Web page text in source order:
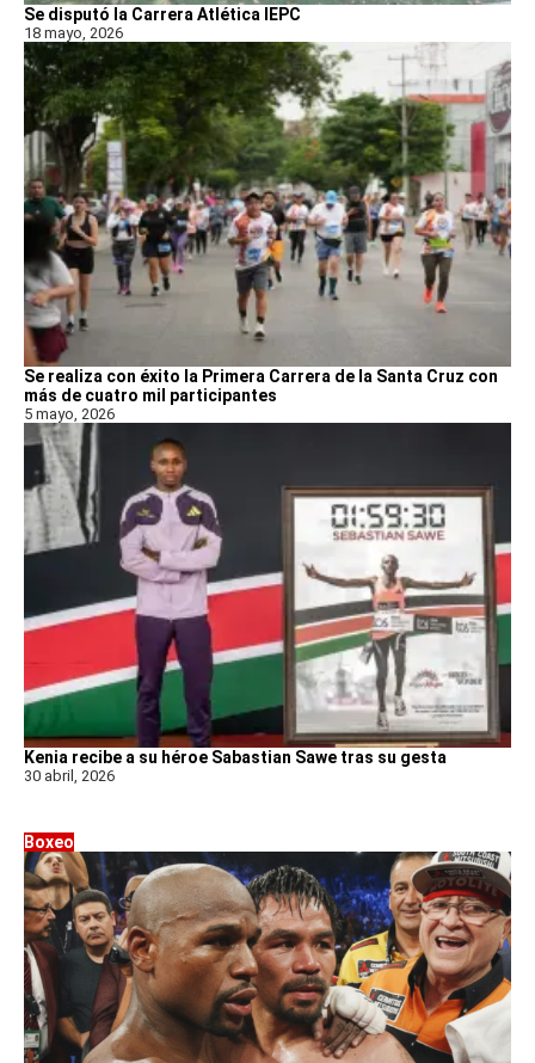
Se disputó la Carrera Atlética IEPC
18 mayo, 2026
Se realiza con éxito la Primera Carrera de la Santa Cruz con
más de cuatro mil participantes
5 mayo, 2026
Kenia recibe a su héroe Sabastian Sawe tras su gesta
30 abril, 2026
Boxeo